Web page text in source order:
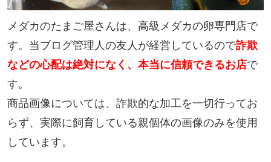
メダカのたまご屋さんは、高級メダカの卵専門店で
す。当ブログ管理人の友人が経営しているので詐欺
などの心配は絶対になく、本当に信頼できるお店で
す。
商品画像については、詐欺的な加工を一切行ってお
らず、実際に飼育している親個体の画像のみを使用
しています。